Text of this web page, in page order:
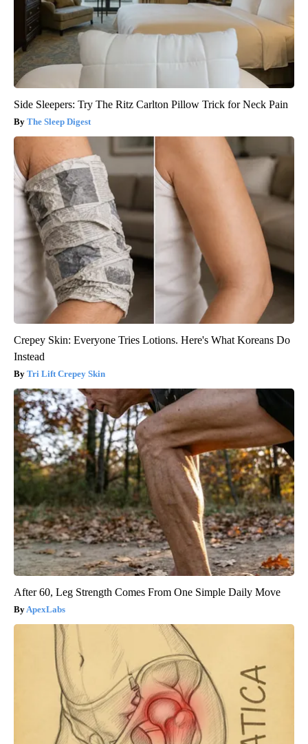
Side Sleepers: Try The Ritz Carlton Pillow Trick for Neck Pain
The Sleep Digest
Crepey Skin: Everyone Tries Lotions. Here's What Koreans Do
Instead
Tri Lift Crepey Skin
After 60, Leg Strength Comes From One Simple Daily Move
ApexLabs